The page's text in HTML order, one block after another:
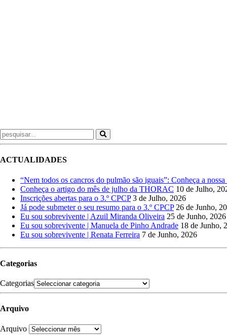
ACTUALIDADES
“Nem todos os cancros do pulmão são iguais”: Conheça a
Conheça o artigo do mês de julho da THORAC 10 de Julho,
Inscrições abertas para o 3.º CPCP 3 de Julho, 2026
Já pode submeter o seu resumo para o 3.º CPCP 26 de Junho,
Eu sou sobrevivente | Azuil Miranda Oliveira 25 de Junho, 2026
Eu sou sobrevivente | Manuela de Pinho Andrade 18 de Junho,
Eu sou sobrevivente | Renata Ferreira 7 de Junho, 2026
Categorias
Categorias
Arquivo
Arquivo